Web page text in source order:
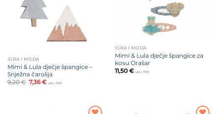
IGRA I MODA
Mimi & Lula dječje špangice –
Snježna čarolija
9,20€ Izvorna
cijena
7,36€Trenutna
uklj. PDV
IGRA I MODA
Mimi & Lula dječje špangice za
kosu Orašar
11,50 € uklj. PDV